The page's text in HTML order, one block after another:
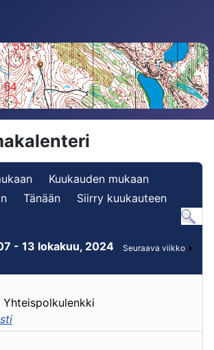
Kuukauden mukaan
Tänään Siirry kuukauteen
- 13 lokakuu, 2024 Seuraava viikko
Yhteispolkulenkki